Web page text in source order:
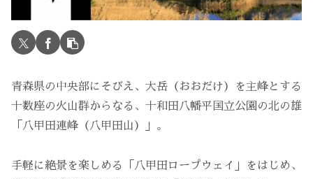
青森県の中央部にそびえ、大岳（おおだけ）を主峰とする
十数座の火山群からなる、十和田八幡平国立公園の北の雄
「八甲田連峰（八甲田山）」。
手軽に絶景を楽しめる「八甲田ロープウェイ」をはじめ、